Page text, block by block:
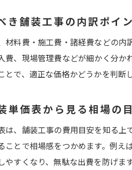
施
見
き舗装工事の内訳ポイ
材料費・施工費・諸経費などの内
費、現場管理費などが細かく分
とで、適正な価格かどうかを判断
単価表から見る相場の
は、舗装工事の費用目安を知る
ことで相場感をつかめます。例
すくなり、無駄な出費を防げます